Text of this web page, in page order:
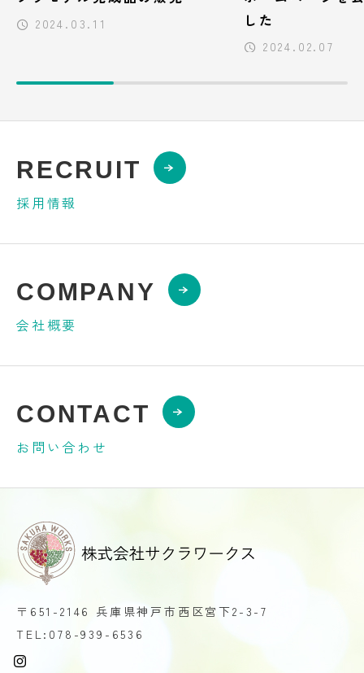
2024.03.11
した
2024.02.07
RECRUIT
採用情報
COMPANY
会社概要
CONTACT
お問い合わせ
〒651-2146 兵庫県神戸市西区宮下2-3-7
TEL:078-939-6536